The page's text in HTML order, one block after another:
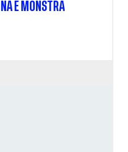
E MONSTRA